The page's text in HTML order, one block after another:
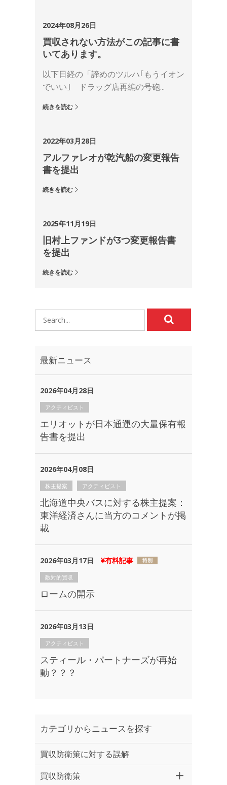
2024年08月26日
買収されない方法がこの記事に書
いてあります。
以下日経の「諦めのツルハ｢もうイオン
でいい｣ ドラッグ店再編の号砲...
続きを読む
2022年03月28日
アルファレオが乾汽船の変更報告
書を提出
続きを読む
2025年11月19日
旧村上ファンドが3つ変更報告書
を提出
続きを読む
最新ニュース
2026年04月28日
アクティビスト
エリオットが日本通運の大量保有報
告書を提出
2026年04月08日
株主提案 アクティビスト
北海道中央バスに対する株主提案：
東洋経済さんに当方のコメントが掲
載
2026年03月17日 有料記事
敵対的買収
ロームの開示
2026年03月13日
アクティビスト
スティール・パートナーズが再始
動？？？
カテゴリからニュースを探す
買収防衛策に対する誤解
買収防衛策